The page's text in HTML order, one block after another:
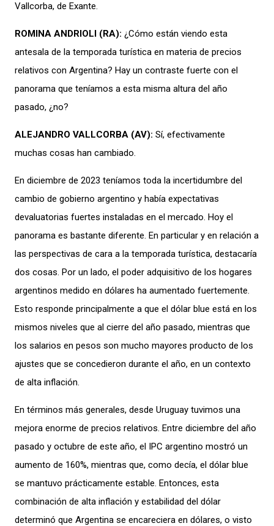
Vallcorba, de Exante.
ROMINA ANDRIOLI (RA): ¿Cómo están viendo esta
antesala de la temporada turística en materia de precios
relativos con Argentina? Hay un contraste fuerte con el
panorama que teníamos a esta misma altura del año
pasado, ¿no?
ALEJANDRO VALLCORBA (AV): Sí, efectivamente
muchas cosas han cambiado.
En diciembre de 2023 teníamos toda la incertidumbre del
cambio de gobierno argentino y había expectativas
devaluatorias fuertes instaladas en el mercado. Hoy el
panorama es bastante diferente. En particular y en relación a
las perspectivas de cara a la temporada turística, destacaría
dos cosas. Por un lado, el poder adquisitivo de los hogares
argentinos medido en dólares ha aumentado fuertemente.
Esto responde principalmente a que el dólar blue está en los
mismos niveles que al cierre del año pasado, mientras que
los salarios en pesos son mucho mayores producto de los
ajustes que se concedieron durante el año, en un contexto
de alta inflación.
En términos más generales, desde Uruguay tuvimos una
mejora enorme de precios relativos. Entre diciembre del año
pasado y octubre de este año, el IPC argentino mostró un
aumento de 160%, mientras que, como decía, el dólar blue
se mantuvo prácticamente estable. Entonces, esta
combinación de alta inflación y estabilidad del dólar
determinó que Argentina se encareciera en dólares, o visto